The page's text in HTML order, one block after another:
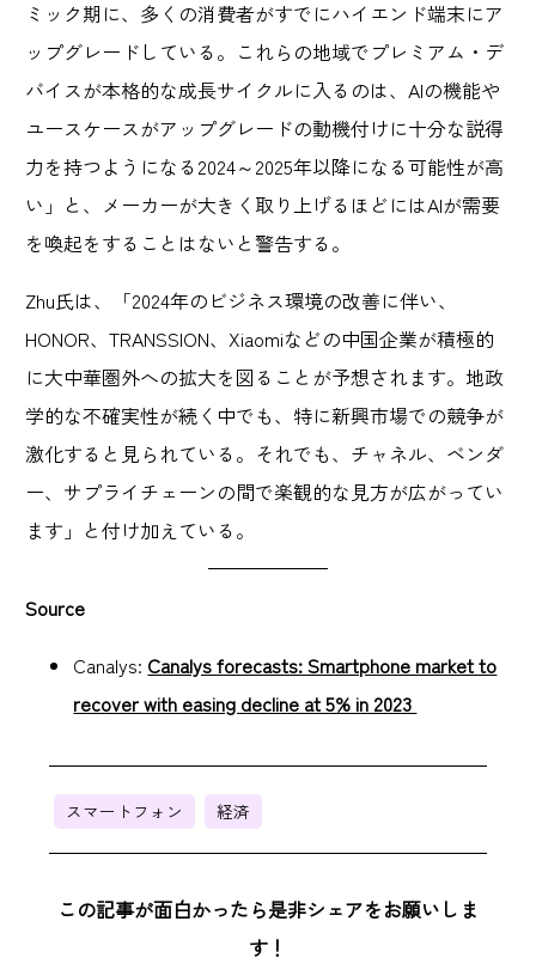
ミック期に、多くの消費者がすでにハイエンド端末にア
ップグレードしている。これらの地域でプレミアム・デ
バイスが本格的な成長サイクルに入るのは、AIの機能や
ユースケースがアップグレードの動機付けに十分な説得
力を持つようになる2024～2025年以降になる可能性が高
い」と、メーカーが大きく取り上げるほどにはAIが需要
を喚起をすることはないと警告する。
Zhu氏は、「2024年のビジネス環境の改善に伴い、
HONOR、TRANSSION、Xiaomiなどの中国企業が積極的
に大中華圏外への拡大を図ることが予想されます。地政
学的な不確実性が続く中でも、特に新興市場での競争が
激化すると見られている。それでも、チャネル、ベンダ
ー、サプライチェーンの間で楽観的な見方が広がってい
ます」と付け加えている。
Source
Canalys: Canalys forecasts: Smartphone market to
recover with easing decline at 5% in 2023
スマートフォン 経済
この記事が面白かったら是非シェアをお願いしま
す！